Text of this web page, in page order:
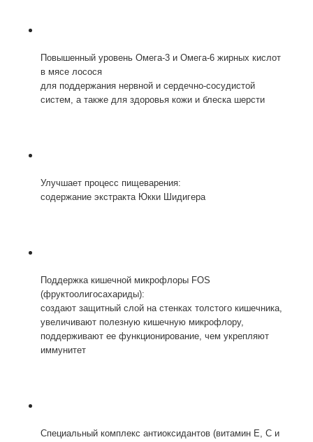
Повышенный уровень Омега-3 и Омега-6 жирных кислот
в мясе лосося
для поддержания нервной и сердечно-сосудистой
систем, а также для здоровья кожи и блеска шерсти
Улучшает процесс пищеварения:
содержание экстракта Юкки Шидигера
Поддержка кишечной микрофлоры FOS
(фруктоолигосахариды):
создают защитный слой на стенках толстого кишечника,
увеличивают полезную кишечную микрофлору,
поддерживают ее функционирование, чем укрепляют
иммунитет
Специальный комплекс антиоксидантов (витамин Е, С и